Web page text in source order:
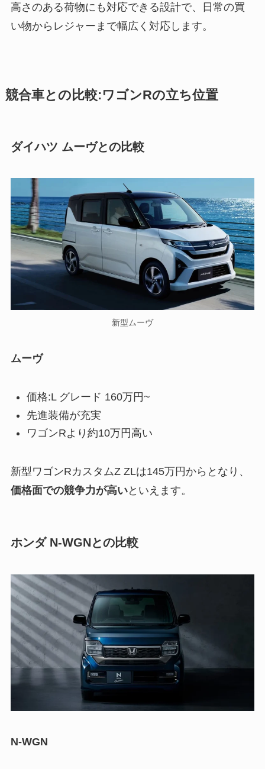
高さのある荷物にも対応できる設計で、日常の買
い物からレジャーまで幅広く対応します。
競合車との比較:ワゴンRの立ち位置
ダイハツ ムーヴとの比較
新型ムーヴ
ムーヴ
価格:L グレード 160万円~
先進装備が充実
ワゴンRより約10万円高い
新型ワゴンRカスタムZ ZLは145万円からとなり、
価格面での競争力が高いといえます。
ホンダ N-WGNとの比較
N-WGN